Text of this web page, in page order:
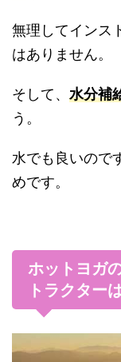
無理してインス
はありません。
そして、 水分補
う。
水でも良いので
めです。
ホットヨガ
トラクター